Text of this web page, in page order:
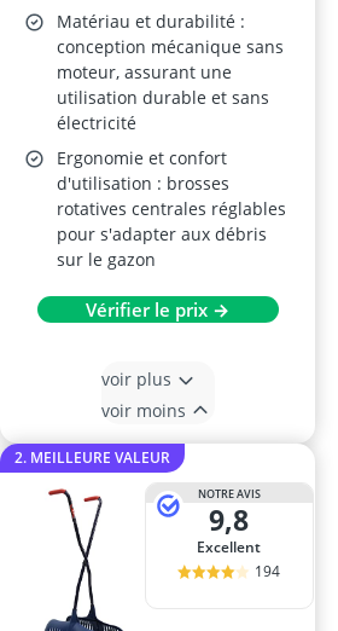
Matériau et durabilité :
conception mécanique sans
moteur, assurant une
utilisation durable et sans
électricité
Ergonomie et confort
d'utilisation : brosses
rotatives centrales réglables
pour s'adapter aux débris
sur le gazon
Vérifier le prix →
voir plus
voir moins
2. MEILLEURE VALEUR
NOTRE AVIS
9,8
Excellent
194